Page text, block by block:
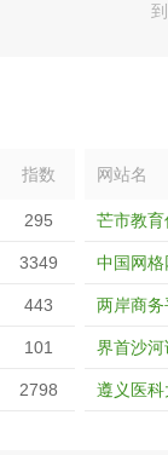
指数
295
3349
443
101
2798
网站名
芒市教
中国网格
两岸商务
界首沙河
遵义医